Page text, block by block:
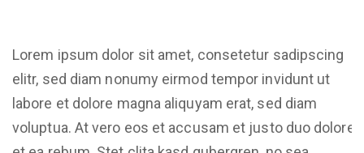
Lorem ipsum dolor sit amet, consetetur sadipscing
elitr, sed diam nonumy eirmod tempor invidunt ut
labore et dolore magna aliquyam erat, sed diam
voluptua. At vero eos et accusam et justo duo dolores